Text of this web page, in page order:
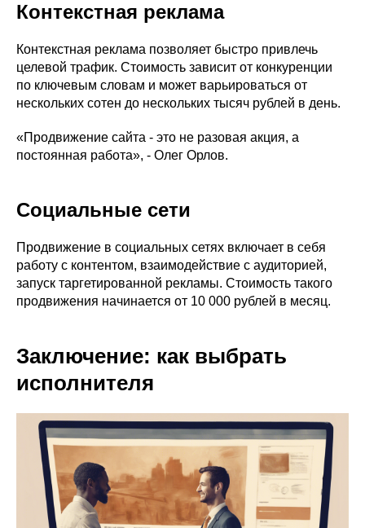
Контекстная реклама
Контекстная реклама позволяет быстро привлечь
целевой трафик. Стоимость зависит от конкуренции
по ключевым словам и может варьироваться от
нескольких сотен до нескольких тысяч рублей в день.
«Продвижение сайта - это не разовая акция, а
постоянная работа», - Олег Орлов.
Социальные сети
Продвижение в социальных сетях включает в себя
работу с контентом, взаимодействие с аудиторией,
запуск таргетированной рекламы. Стоимость такого
продвижения начинается от 10 000 рублей в месяц.
Заключение: как выбрать
исполнителя